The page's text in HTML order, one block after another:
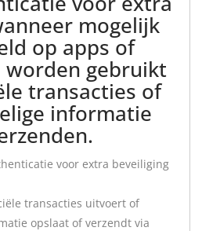
mogelijk
op apps of
worden gebruikt
transacties of
informatie
voor extra beveiliging
transacties uitvoert of
opslaat of verzendt via